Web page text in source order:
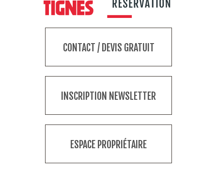
CONTACT / DEVIS GRATUIT
INSCRIPTION NEWSLETTER
ESPACE PROPRIÉTAIRE